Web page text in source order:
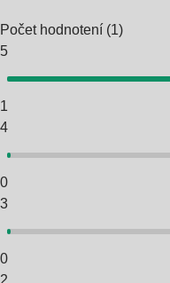
Počet hodnotení (1)
5
1
4
0
3
0
2